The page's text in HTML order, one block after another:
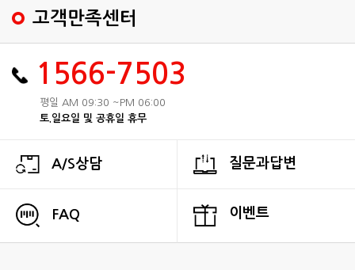
고객만족센터
1566-7503
평일 AM 09:30 ~PM 06:00
토.일요일 및 공휴일 휴무
A/S상담 질문과답변
FAQ 이벤트